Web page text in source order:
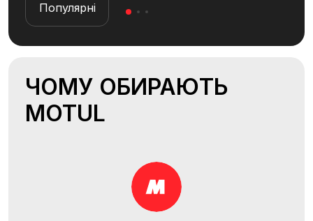
Популярні
ЧОМУ ОБИРАЮТЬ
MOTUL